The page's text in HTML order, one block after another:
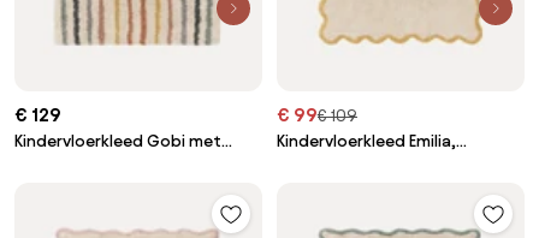
€ 129
Kindervloerkleed Gobi met
€ 99€ 109
Kindervloerkleed Emilia,